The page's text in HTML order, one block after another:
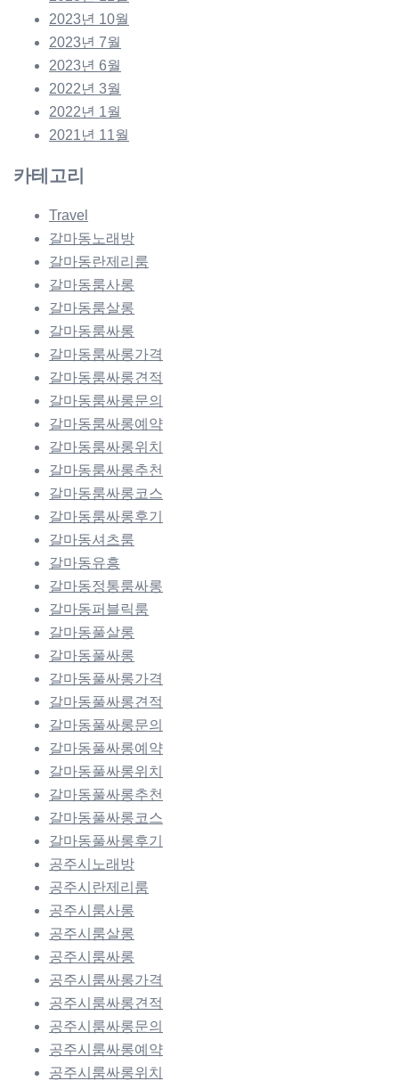
2023년 10월
2023년 7월
2023년 6월
2022년 3월
2022년 1월
2021년 11월
카테고리
Travel
갈마동노래방
갈마동란제리룸
갈마동룸사롱
갈마동룸살롱
갈마동룸싸롱
갈마동룸싸롱가격
갈마동룸싸롱견적
갈마동룸싸롱문의
갈마동룸싸롱예약
갈마동룸싸롱위치
갈마동룸싸롱추천
갈마동룸싸롱코스
갈마동룸싸롱후기
갈마동셔츠룸
갈마동유흥
갈마동정통룸싸롱
갈마동퍼블릭룸
갈마동풀살롱
갈마동풀싸롱
갈마동풀싸롱가격
갈마동풀싸롱견적
갈마동풀싸롱문의
갈마동풀싸롱예약
갈마동풀싸롱위치
갈마동풀싸롱추천
갈마동풀싸롱코스
갈마동풀싸롱후기
공주시노래방
공주시란제리룸
공주시룸사롱
공주시룸살롱
공주시룸싸롱
공주시룸싸롱가격
공주시룸싸롱견적
공주시룸싸롱문의
공주시룸싸롱예약
공주시룸싸롱위치